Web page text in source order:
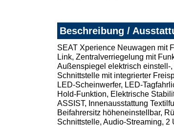
Beschreibung /
SEAT Xperience Neuwagen mit
Link, Zentralverriegelung mit
Außenspiegel elektrisch einstell-
Schnittstelle mit integrierter
LED-Scheinwerfer, LED-
Hold-Funktion, Elektrische
ASSIST, Innenausstattung
Beifahrersitz höheneinstellbar,
Schnittstelle, Audio-Streaming,